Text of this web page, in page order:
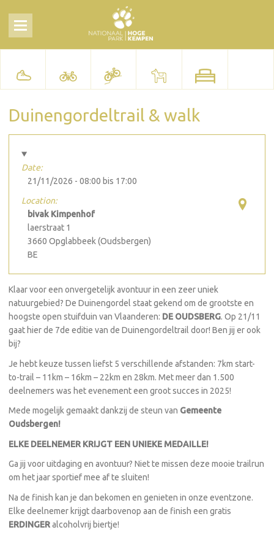
Duinengordeltrail & walk
Date:
21/11/2026 - 08:00 bis 17:00
Location:
bivak Kimpenhof
laerstraat 1
3660 Opglabbeek (Oudsbergen)
BE
Klaar voor een onvergetelijk avontuur in een zeer uniek
natuurgebied? De Duinengordel staat gekend om de grootste en
hoogste open stuifduin van Vlaanderen: DE OUDSBERG. Op 21/11
gaat hier de 7de editie van de Duinengordeltrail door! Ben jij er ook
bij?
Je hebt keuze tussen liefst 5 verschillende afstanden: 7km start-
to-trail – 11km – 16km – 22km en 28km. Met meer dan 1.500
deelnemers was het evenement een groot succes in 2025!
Mede mogelijk gemaakt dankzij de steun van Gemeente
Oudsbergen!
ELKE DEELNEMER KRIJGT EEN UNIEKE MEDAILLE!
Ga jij voor uitdaging en avontuur? Niet te missen deze mooie trailrun
om het jaar sportief mee af te sluiten!
Na de finish kan je dan bekomen en genieten in onze eventzone.
Elke deelnemer krijgt daarbovenop aan de finish een gratis
ERDINGERalcoholvrij biertje!